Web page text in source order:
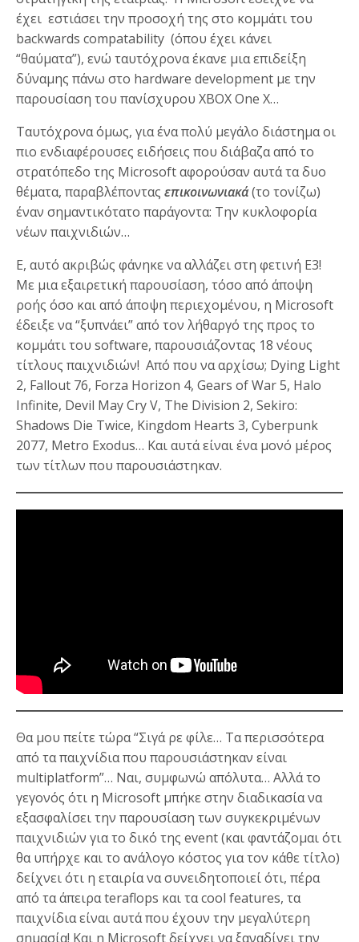
έχει εστιάσει την προσοχή της στο κομμάτι του
backwards compatability (όπου έχει κάνει
“θαύματα”), ενώ ταυτόχρονα έκανε μια επιδείξη
δύναμης πάνω στο hardware development με την
παρουσίαση του πανίσχυρου XBOX One X…
Ταυτόχρονα όμως, για ένα πολύ μεγάλο διάστημα οι
πιο ενδιαφέρουσες ειδήσεις που διάβαζα από το
στρατόπεδο της Microsoft αφορούσαν αυτά τα δυο
θέματα, παραβλέπονταςεπικοινωνιακά(το τονίζω)
έναν σημαντικότατο παράγοντα: Την κυκλοφορία
νέων παιχνιδιών…
Ε, αυτό ακριβώς φάνηκε να αλλάζει στη φετινή Ε3!
Με μια εξαιρετική παρουσίαση, τόσο από άποψη
ροής όσο και από άποψη περιεχομένου, η Microsoft
έδειξε να “ξυπνάει” από τον λήθαργό της προς το
κομμάτι του software, παρουσιάζοντας 18 νέους
τίτλους παιχνιδιών! Από που να αρχίσω; Dying Light
2, Fallout 76, Forza Horizon 4, Gears of War 5, Halo
Infinite, Devil May Cry V, The Division 2, Sekiro:
Shadows Die Twice, Kingdom Hearts 3, Cyberpunk
2077, Metro Exodus… Και αυτά είναι ένα μονό μέρος
των τίτλων που παρουσιάστηκαν.
Θα μου πείτε τώρα “Σιγά ρε φίλε… Τα περισσότερα
από τα παιχνίδια που παρουσιάστηκαν είναι
multiplatform”… Ναι, συμφωνώ απόλυτα… Αλλά το
γεγονός ότι η Microsoft μπήκε στην διαδικασία να
εξασφαλίσει την παρουσίαση των συγκεκριμένων
παιχνιδιών για το δικό της event (και φαντάζομαι ότι
θα υπήρχε και το ανάλογο κόστος για τον κάθε τίτλο)
δείχνει ότι η εταιρία να συνειδητοποιεί ότι, πέρα
από τα άπειρα teraflops και τα cool features, τα
παιχνίδια είναι αυτά που έχουν την μεγαλύτερη
σημασία! Και η Microsoft δείχνει να ξαναδίνει την